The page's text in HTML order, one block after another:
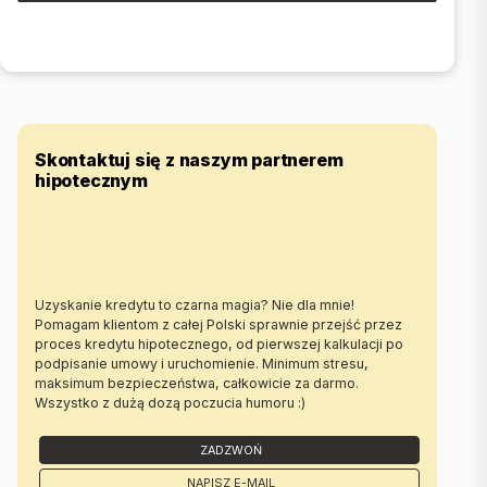
UMÓW SIĘ Z NASZYM DORADCĄ JUŻ DZIŚ!
POLUB NASZ PROFIL NA FACEBOOK – CODZIENNIE NOWE OFERTY!!
Kodeksu Cywilnego.
1. USŁUGA POŚREDNICTWA JEST USŁUGĄ ODPŁATNĄ. (Art. 179b.
Ustawy o Gospodarce Nieruchomościami "Pośrednictwo w obrocie
nieruchomościami polega na odpłatnym wykonywaniu czynności
zmierzających do zawarcia przez inne osoby umów:
2)nabycia lub zbycia spółdzielczego własnościowego prawa do
lokalu;
Skontaktuj się z naszym partnerem
hipotecznym
Uzyskanie kredytu to czarna magia? Nie dla mnie!
Pomagam klientom z całej Polski sprawnie przejść przez
proces kredytu hipotecznego, od pierwszej kalkulacji po
podpisanie umowy i uruchomienie. Minimum stresu,
maksimum bezpieczeństwa, całkowicie za darmo.
Wszystko z dużą dozą poczucia humoru :)
ZADZWOŃ
NAPISZ E-MAIL